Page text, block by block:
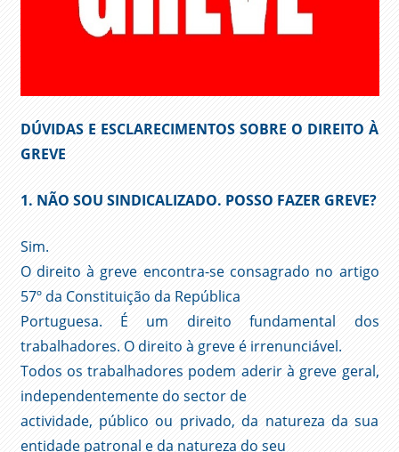
DÚVIDAS E ESCLARECIMENTOS SOBRE O DIREITO À
GREVE
1. NÃO SOU SINDICALIZADO. POSSO FAZER GREVE?
Sim.
O direito à greve encontra-se consagrado no artigo
57º da Constituição da República
Portuguesa. É um direito fundamental dos
trabalhadores. O direito à greve é irrenunciável.
Todos os trabalhadores podem aderir à greve geral,
independentemente do sector de
actividade, público ou privado, da natureza da sua
entidade patronal e da natureza do seu